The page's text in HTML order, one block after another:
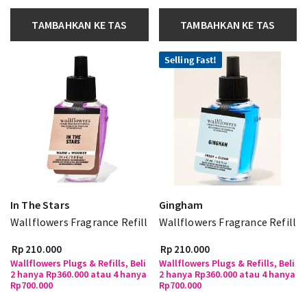
TAMBAHKAN KE TAS TAMBAHKAN KE TAS
In The Stars
Wallflowers Fragrance Refill
Rp 210.000
Wallflowers Plugs & Refills, Beli
2 hanya Rp360.000 atau 4 hanya
Rp700.000
Selling Fast!
Gingham
Wallflowers Fragrance Refill
Rp 210.000
Wallflowers Plugs & Refills, Beli
2 hanya Rp360.000 atau 4 hanya
Rp700.000